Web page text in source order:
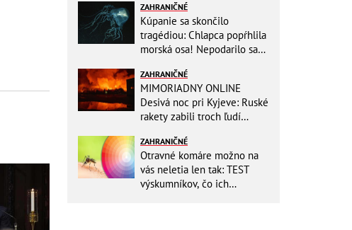
turistom!
ZAHRANIČNÉ
Kúpanie sa skončilo
tragédiou: Chlapca popŕhlila
morská osa! Nepodarilo sa
ZAHRANIČNÉ
MIMORIADNY ONLINE
Desivá noc pri Kyjeve: Ruské
rakety zabili troch ľudí
výbuchy
ZAHRANIČNÉ
Otravné komáre možno na
vás neletia len tak: TEST
výskumníkov, čo ich